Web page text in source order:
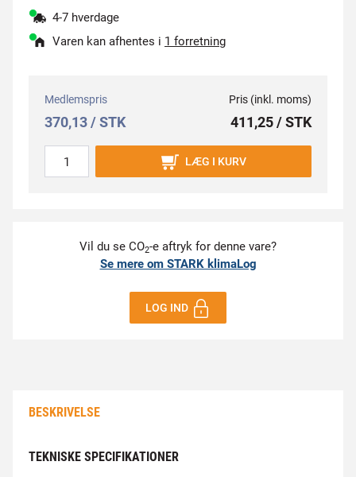
4-7 hverdage
Varen kan afhentes i 1 forretning
Medlemspris
370,13 / STK
Pris (inkl. moms)
411,25 / STK
LÆG I KURV
Vil du se CO2-e aftryk for denne vare?
Se mere om STARK klimaLog
LOG IND
BESKRIVELSE
TEKNISKE SPECIFIKATIONER